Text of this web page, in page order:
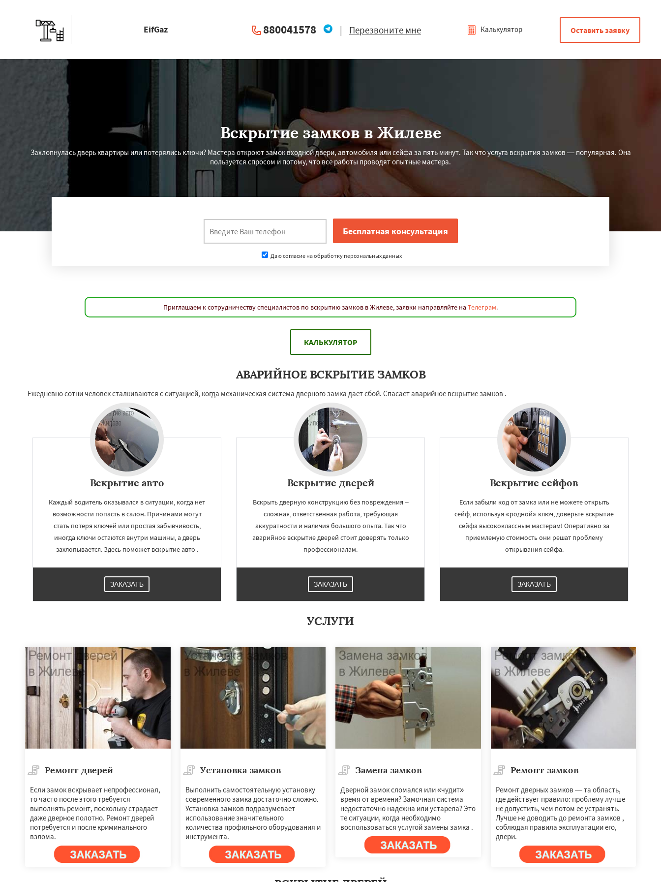
Работаем по
регионам
×
Загорянский Запрудная
Измайлово Икша
Красково Лесной
Михнево
EifGaz 880041578 | Перезвоните мне Калькулятор Оставить заявку
Вскрытие замков в Жилеве
Захлопнулась дверь квартиры или потерялись ключи? Мастера откроют замок входной двери, автомобиля или сейфа за пять минут. Так что услуга вскрытия замков — популярная. Она
пользуется спросом и потому, что все работы проводят опытные мастера.
Даю согласие на обработку персональных данных
Приглашаем к сотрудничеству специалистов по вскрытию замков в Жилеве, заявки направляйте на Телеграм.
КАЛЬКУЛЯТОР
АВАРИЙНОЕ ВСКРЫТИЕ ЗАМКОВ
Ежедневно сотни человек сталкиваются с ситуацией, когда механическая система дверного замка дает сбой. Спасает аварийное вскрытие замков .
Вскрытие авто
Каждый водитель оказывался в ситуации, когда нет
возможности попасть в салон. Причинами могут
стать потеря ключей или простая забывчивость,
иногда ключи остаются внутри машины, а дверь
захлопывается. Здесь поможет вскрытие авто .
ЗАКАЗАТЬ
Вскрытие дверей
Вскрыть дверную конструкцию без повреждения –
сложная, ответственная работа, требующая
аккуратности и наличия большого опыта. Так что
аварийное вскрытие дверей стоит доверять только
профессионалам.
ЗАКАЗАТЬ
Вскрытие сейфов
Если забыли код от замка или не можете открыть
сейф, используя «родной» ключ, доверьте вскрытие
сейфа высококлассным мастерам! Оперативно за
приемлемую стоимость они решат проблему
открывания сейфа.
ЗАКАЗАТЬ
УСЛУГИ
Ремонт дверей
Если замок вскрывает непрофессионал,
то часто после этого требуется
выполнять ремонт, поскольку страдает
даже дверное полотно. Ремонт дверей
потребуется и после криминального
взлома.
Установка замков
Выполнить самостоятельную установку
современного замка достаточно сложно.
Установка замков подразумевает
использование значительного
количества профильного оборудования и
инструмента.
Замена замков
Дверной замок сломался или «чудит»
время от времени? Замочная система
недостаточно надёжна или устарела? Это
те ситуации, когда необходимо
воспользоваться услугой замены замка .
Ремонт замков
Ремонт дверных замков — та область,
где действует правило: проблему лучше
не допустить, чем потом ее устранять.
Лучше не доводить до ремонта замков ,
соблюдая правила эксплуатации его,
двери.
УЗНАТЬ ПОДРОБНЕЕ ×